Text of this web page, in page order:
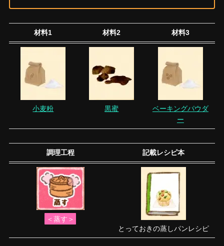
材料1 材料2 材料3
小麦粉 黒蜜
ベーキングパウダ
ー
調理工程 記載レシピ本
＜蒸す＞
とっておきの蒸しパンレシピ